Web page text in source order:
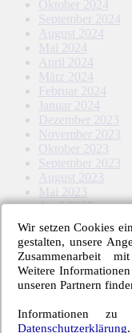
Oktober 2024
September 2024
August 2024
Mai 2024
April 2024
März 2024
Februar 2024
Januar 2024
Dezember 2023
November 2023
Oktober 2023
September 2023
August 2023
Mai 2023
April 2023
März 2023
Februar 2023
Januar 2023
November 2022
Oktober 2022
September 2022
August 2022
Mai 2022
Wir setzen Cookies
gestalten, unsere
Zusammenarbeit
Weitere
unseren Partnern
Informationen
Datenschutzerklärung.